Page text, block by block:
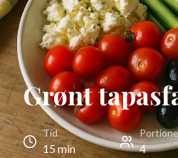
Grønt
Tid
15min 4